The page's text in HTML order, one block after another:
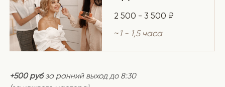
+1000 рубза выезд на дом в черте города
(за каждого мастера)